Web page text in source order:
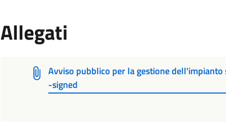
Allegati
Avviso pubblico per la gestione
-signed